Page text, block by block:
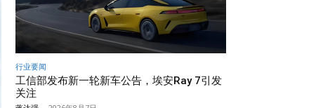
行业要闻
工信部发布新一轮新车公告，埃安Ray 7引发
关注